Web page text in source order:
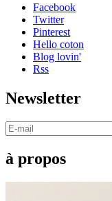
Facebook
Twitter
Pinterest
Hello coton
Blog lovin'
Rss
Newsletter
à propos